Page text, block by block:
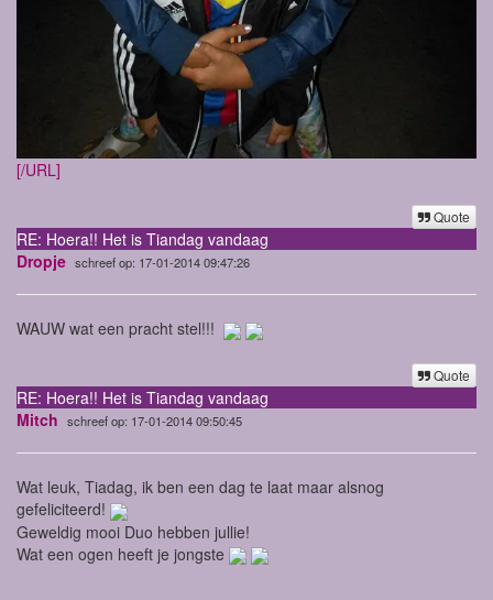
[/URL]
Quote
RE: Hoera!! Het is Tiandag vandaag
Dropje schreef op: 17-01-2014 09:47:26
WAUW wat een pracht stel!!!
Quote
RE: Hoera!! Het is Tiandag vandaag
Mitch schreef op: 17-01-2014 09:50:45
Wat leuk, Tiadag, ik ben een dag te laat maar alsnog
gefeliciteerd!
Geweldig mooi Duo hebben jullie!
Wat een ogen heeft je jongste